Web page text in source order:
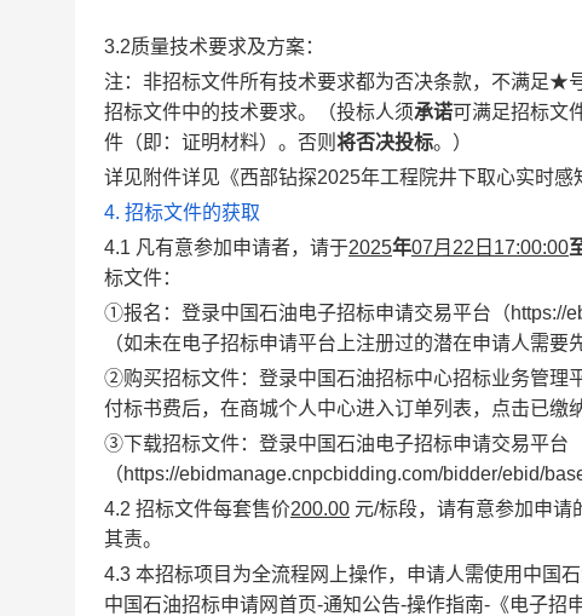
3.2质量技术要求及方案：
注：非招标文件所有技术要求都为否决条款，不满足
招标文件中的技术要求。（投标人须承诺可满足招标文
件（即：证明材料）。否则 将否决投标。）
详见附件详见《西部钻探2025年工程院井下取心实时感
4. 招标文件的获取
4.1 凡有意参加申请者，请于2025年07月22日 17:00:00
标文件：
①报名：登录中国石油电子招标申请交易平台（https://
（如未在电子招标申请平台上注册过的潜在申请人需要
②购买招标文件：登录中国石油招标中心招标业务管理
付标书费后，在商城个人中心进入订单列表，点击已缴
③下载招标文件：登录中国石油电子招标申请交易平台
（https://ebidmanage.cnpcbidding.com/bidder/ebid/
4.2 招标文件每套售价200.00 元/标段，请有意参加申请
其责。
4.3 本招标项目为全流程网上操作，申请人需使用中国
中国石油招标申请网首页-通知公告-操作指南-《电子